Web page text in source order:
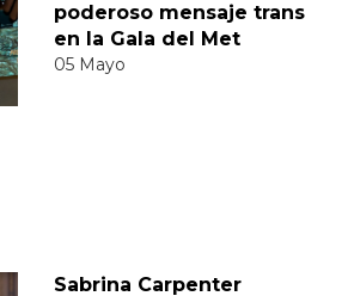
poderoso mensaje trans
en la Gala del Met
05 Mayo
Sabrina Carpenter